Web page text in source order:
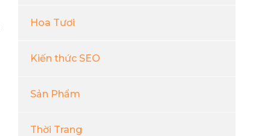
Hoa Tươi
Kiến thức SEO
Sản Phẩm
Thời Trang